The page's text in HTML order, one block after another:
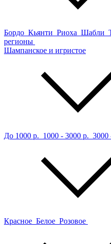
Бордо Кьянти Риоха Шабли
регионы
Шампанское и игристое
До 1000 р. 1000 - 3000 р. 3000
Красное Белое Розовое